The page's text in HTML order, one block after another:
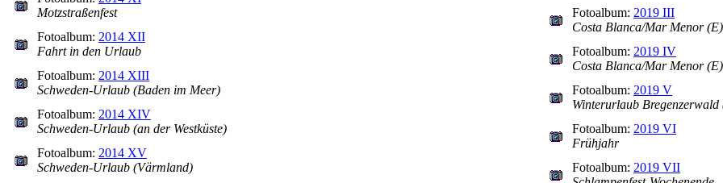
Motzstraßenfest
Fotoalbum: 2014 XII
Fahrt in den Urlaub
Fotoalbum: 2014 XIII
Schweden-Urlaub (Baden im Meer)
Fotoalbum: 2014 XIV
Schweden-Urlaub (an der Westküste)
Fotoalbum: 2014 XV
Schweden-Urlaub (Värmland)
Fotoalbum: 2019 III
Costa Blanca/Mar Menor
Fotoalbum: 2019 IV
Costa Blanca/Mar Menor
Fotoalbum: 2019 V
Winterurlaub Bregenzerwald
Fotoalbum: 2019 VI
Frühjahr
Fotoalbum: 2019 VII